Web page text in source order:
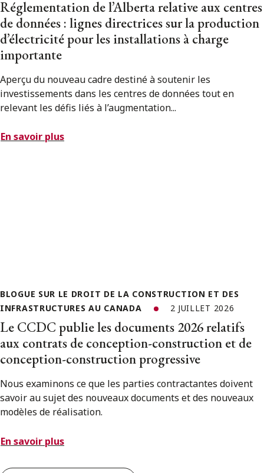
Réglementation de l’Alberta relative aux centres
de données : lignes directrices sur la production
d’électricité pour les installations à charge
importante
Aperçu du nouveau cadre destiné à soutenir les
investissements dans les centres de données tout en
relevant les défis liés à l’augmentation...
En savoir plus
BLOGUE SUR LE DROIT DE LA CONSTRUCTION ET DES
INFRASTRUCTURES AU CANADA
2 JUILLET 2026
Le CCDC publie les documents 2026 relatifs
aux contrats de conception-construction et de
conception-construction progressive
Nous examinons ce que les parties contractantes doivent
savoir au sujet des nouveaux documents et des nouveaux
modèles de réalisation.
En savoir plus